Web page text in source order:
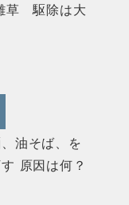
草 駆除は大
油そば、を
原因は何？